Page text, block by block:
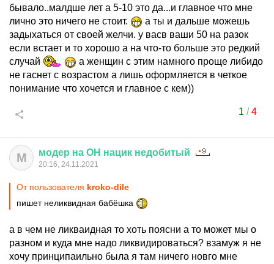
бывало..малдше лет а 5-10 это да...и главное что мне
лично это ничего не стоит.
а ты и дальше можешь
задыхаться от своей желчи. у васв ваши 50 на разок
если встает и то хорошо а на что-то больше это редкий
случай
а женщин с этим намного проще либидо
не гаснет с возрастом а лишь оформляется в четкое
понимание что хочется и главное с кем))
1 /4
М модер на ОН нацик недобитый
20:16, 24.11.2021
От пользователя kroko-dile
пишет неликвидная бабёшка
а в чем не ликваидная то хоть поясни а то может мы о
разном и куда мне надо ликвидироваться? взамуж я не
хочу принципаильно была я там ничего новго мне